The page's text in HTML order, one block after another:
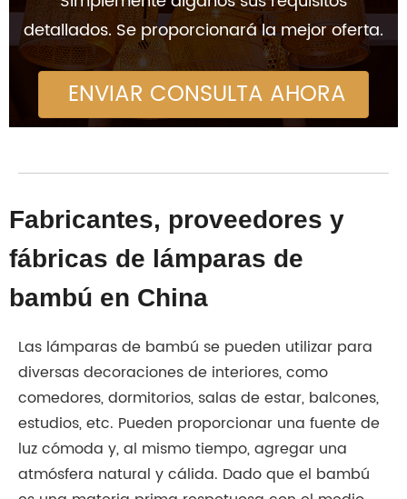
detallados. Se proporcionará la mejor oferta.
ENVIAR CONSULTA AHORA
Fabricantes, proveedores y
fábricas de lámparas de
bambú en China
Las lámparas de bambú se pueden utilizar para
diversas decoraciones de interiores, como
comedores, dormitorios, salas de estar, balcones,
estudios, etc. Pueden proporcionar una fuente de
luz cómoda y, al mismo tiempo, agregar una
atmósfera natural y cálida. Dado que el bambú